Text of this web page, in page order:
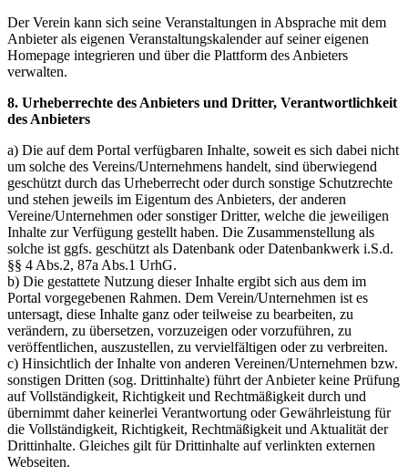
Der Verein kann sich seine Veranstaltungen in Absprache mit dem
Anbieter als eigenen Veranstaltungskalender auf seiner eigenen
Homepage integrieren und über die Plattform des Anbieters
verwalten.
8. Urheberrechte des Anbieters und Dritter, Verantwortlichkeit
des Anbieters
a) Die auf dem Portal verfügbaren Inhalte, soweit es sich dabei nicht
um solche des Vereins/Unternehmens handelt, sind überwiegend
geschützt durch das Urheberrecht oder durch sonstige Schutzrechte
und stehen jeweils im Eigentum des Anbieters, der anderen
Vereine/Unternehmen oder sonstiger Dritter, welche die jeweiligen
Inhalte zur Verfügung gestellt haben. Die Zusammenstellung als
solche ist ggfs. geschützt als Datenbank oder Datenbankwerk i.S.d.
§§ 4 Abs.2, 87a Abs.1 UrhG.
b) Die gestattete Nutzung dieser Inhalte ergibt sich aus dem im
Portal vorgegebenen Rahmen. Dem Verein/Unternehmen ist es
untersagt, diese Inhalte ganz oder teilweise zu bearbeiten, zu
verändern, zu übersetzen, vorzuzeigen oder vorzuführen, zu
veröffentlichen, auszustellen, zu vervielfältigen oder zu verbreiten.
c) Hinsichtlich der Inhalte von anderen Vereinen/Unternehmen bzw.
sonstigen Dritten (sog. Drittinhalte) führt der Anbieter keine Prüfung
auf Vollständigkeit, Richtigkeit und Rechtmäßigkeit durch und
übernimmt daher keinerlei Verantwortung oder Gewährleistung für
die Vollständigkeit, Richtigkeit, Rechtmäßigkeit und Aktualität der
Drittinhalte. Gleiches gilt für Drittinhalte auf verlinkten externen
Webseiten.